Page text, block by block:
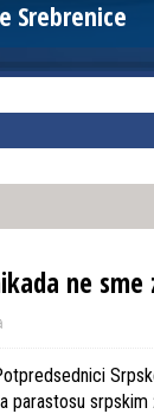
Srebrenice
ne
parastosu srpskim